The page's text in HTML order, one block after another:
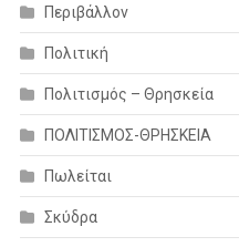
Περιβάλλον
Πολιτική
Πολιτισμός – Θρησκεία
ΠΟΛΙΤΙΣΜΟΣ-ΘΡΗΣΚΕΙΑ
Πωλείται
Σκύδρα